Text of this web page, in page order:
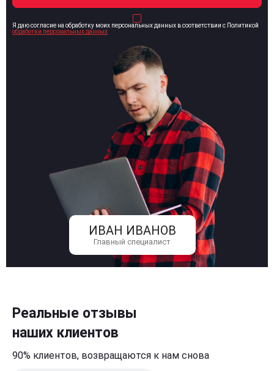
ИВАН ИВАНОВ
Главный специалист
Я даю согласие на обработку моих персональных данных в соответствии с Политикой
обработки персональных данных
Реальные отзывы
наших клиентов
90% клиентов, возвращаются к нам снова